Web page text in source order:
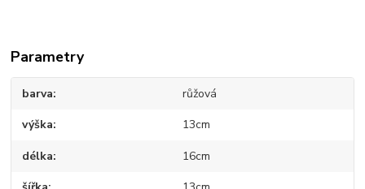
Parametry
barva růžová
výška 13cm
délka 16cm